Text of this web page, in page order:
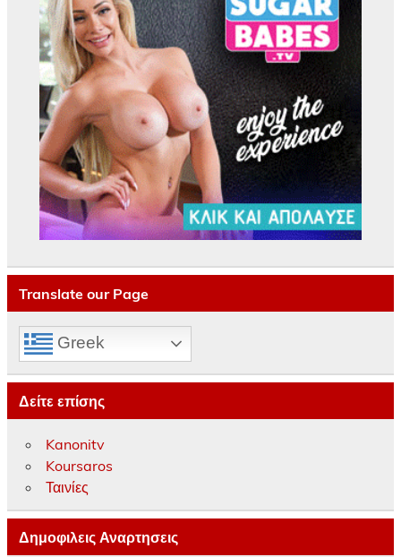
Translate our Page
Greek
Δείτε επίσης
Kanonitv
Koursaros
Ταινίες
Δημοφιλεις Αναρτησεις